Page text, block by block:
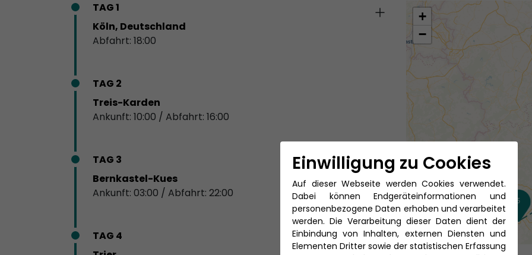
5
+
−
TAG 1
Köln, Deutschland
Abfahrt: 18:00
TAG 2
Treis-Karden
Ankunft: 10:00 / Abfahrt: 16:00
TAG 3
Bernkastel-Kues
Ankunft: 03:00 / Abfahrt: 22:00
TAG 4
Einwilligung zu Cookies
Auf dieser Webseite werden Cookies verwendet.
Dabei können Endgeräteinformationen und
personenbezogene Daten erhoben und verarbeitet
werden. Die Verarbeitung dieser Daten dient der
Einbindung von Inhalten, externen Diensten und
Elementen Dritter sowie der statistischen Erfassung